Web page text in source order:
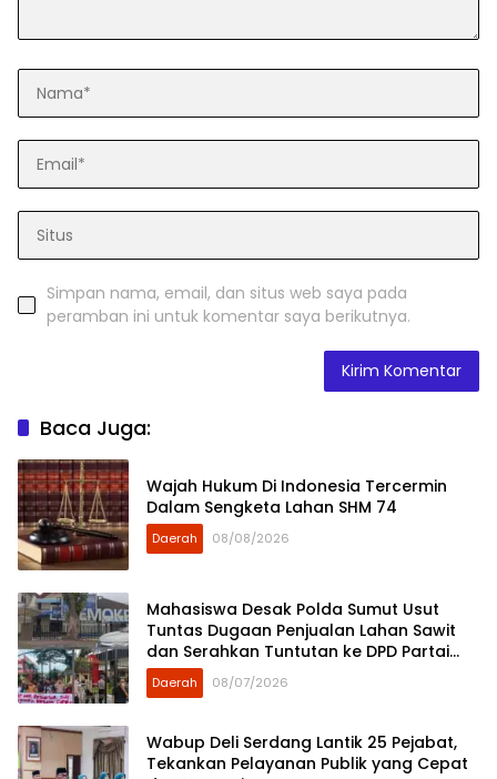
Simpan nama, email, dan situs web saya pada
peramban ini untuk komentar saya berikutnya.
Baca Juga:
Wajah Hukum Di Indonesia Tercermin
Dalam Sengketa Lahan SHM 74
Daerah 08/08/2026
Mahasiswa Desak Polda Sumut Usut
Tuntas Dugaan Penjualan Lahan Sawit
dan Serahkan Tuntutan ke DPD Partai
Demokrat Sumut
Daerah 08/07/2026
Wabup Deli Serdang Lantik 25 Pejabat,
Tekankan Pelayanan Publik yang Cepat